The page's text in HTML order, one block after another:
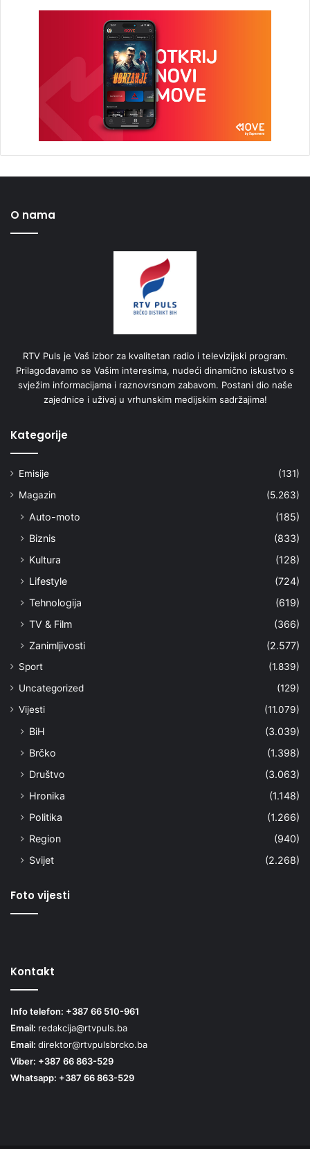
O nama
RTV Puls je Vaš izbor za kvalitetan radio i televizijski program.
Prilagođavamo se Vašim interesima, nudeći dinamično iskustvo s
svježim informacijama i raznovrsnom zabavom. Postani dio naše
zajednice i uživaj u vrhunskim medijskim sadržajima!
Kategorije
Emisije
(131)
Magazin
(5.263)
Auto-moto
(185)
Biznis
(833)
Kultura
(128)
Lifestyle
(724)
Tehnologija
(619)
TV & Film
(366)
Zanimljivosti
(2.577)
Sport
(1.839)
Uncategorized
(129)
Vijesti
(11.079)
BiH
(3.039)
Brčko
(1.398)
Društvo
(3.063)
Hronika
(1.148)
Politika
(1.266)
Region
(940)
Svijet
(2.268)
Foto vijesti
Kontakt
Info telefon: +387 66 510-961
Email: redakcija@rtvpuls.ba
Email: direktor@rtvpulsbrcko.ba
Viber: +387 66 863-529
Whatsapp: +387 66 863-529